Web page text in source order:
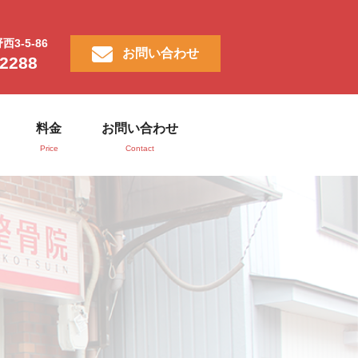
西3-5-86
お問い合わせ
料金
Price
お問い合わせ
Contact